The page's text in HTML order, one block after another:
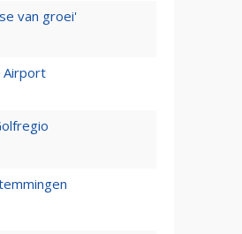
van groei'
Airport